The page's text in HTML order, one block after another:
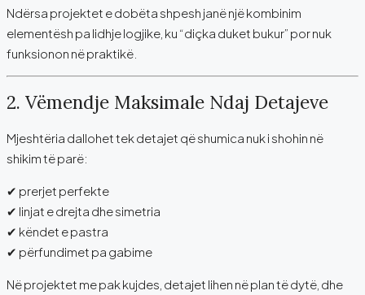
Ndërsa projektet e dobëta shpesh janë një kombinim
elementësh pa lidhje logjike, ku “diçka duket bukur” por nuk
funksionon në praktikë.
2. Vëmendje Maksimale Ndaj Detajeve
Mjeshtëria dallohet tek detajet që shumica nuk i shohin në
shikim të parë:
✔ prerjet perfekte
✔ linjat e drejta dhe simetria
✔ këndet e pastra
✔ përfundimet pa gabime
Në projektet me pak kujdes, detajet lihen në plan të dytë, dhe